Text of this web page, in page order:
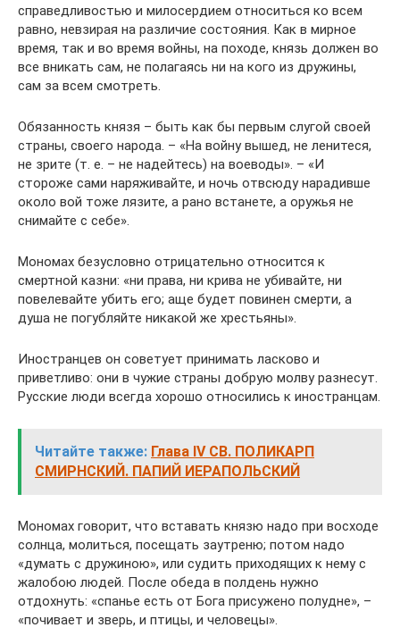
справедливостью и милосердием относиться ко всем
равно, невзирая на различие состояния. Как в мирное
время, так и во время войны, на походе, князь должен во
все вникать сам, не полагаясь ни на кого из дружины,
сам за всем смотреть.
Обязанность князя – быть как бы первым слугой своей
страны, своего народа. – «На войну вышед, не ленитеся,
не зрите (т. е. – не надейтесь) на воеводы». – «И
стороже сами наряживайте, и ночь отвсюду нарадивше
около вой тоже лязите, а рано встанете, а оружья не
снимайте с себе».
Мономах безусловно отрицательно относится к
смертной казни: «ни права, ни крива не убивайте, ни
повелевайте убить его; аще будет повинен смерти, а
душа не погубляйте никакой же хрестьяны».
Иностранцев он советует принимать ласково и
приветливо: они в чужие страны добрую молву разнесут.
Русские люди всегда хорошо относились к иностранцам.
Читайте также: Глава IV СВ. ПОЛИКАРП
СМИРНСКИЙ. ПАПИЙ ИЕРАПОЛЬСКИЙ
Мономах говорит, что вставать князю надо при восходе
солнца, молиться, посещать заутреню; потом надо
«думать с дружиною», или судить приходящих к нему с
жалобою людей. После обеда в полдень нужно
отдохнуть: «спанье есть от Бога присужено полудне», –
«почивает и зверь, и птицы, и человецы».